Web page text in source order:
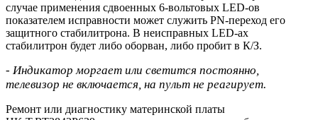
случае применения сдвоенных 6-вольтовых LED-ов
показателем исправности может служить PN-переход его
защитного стабилитрона. В неисправных LED-ах
стабилитрон будет либо оборван, либо пробит в К/З.
- Индикатор моргает или светится постоянно,
телевизор не включается, на пульт не реагирует.
Ремонт или диагностику материнской платы